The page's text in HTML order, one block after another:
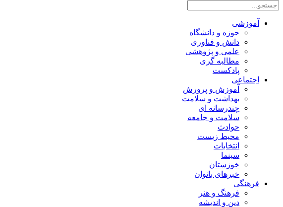
آموزشی
حوزه و دانشگاه
دانش و فناوری
علمی و پژوهشی
مطالبه گری
پادکست
اجتماعی
آموزش و پرورش
بهداشت و سلامت
چندرسانه ای
سلامت و جامعه
حوادث
محیط زیست
انتخابات
سینما
خوزستان
خبرهای بانوان
فرهنگی
فرهنگ و هنر
دین و اندیشه